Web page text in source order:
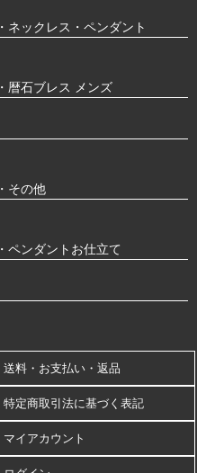
・ネックレス・ペンダント
・暦石ブレス メンズ
・その他
・ペンダントお仕立て
送料・お支払い・返品
特定商取引法に基づく表記
マイアカウント